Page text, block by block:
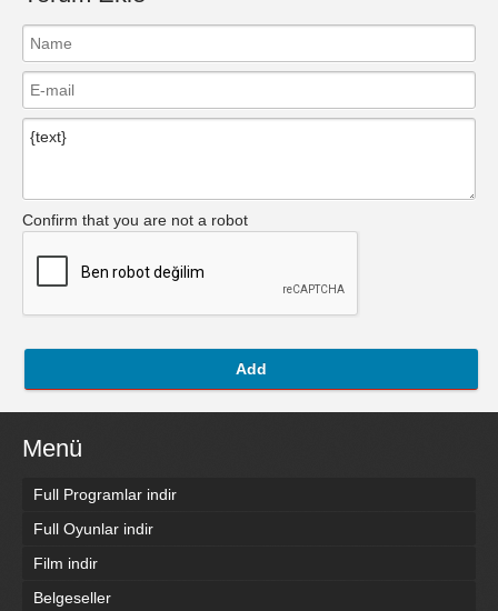
Confirm that you are not a robot
Add
Menü
Full Programlar indir
Full Oyunlar indir
Film indir
Belgeseller